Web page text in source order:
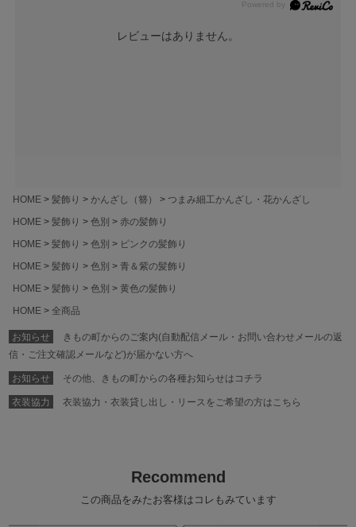
レビューはありません。
HOME 髪飾り かんざし（簪）
つまみ細工かんざし・花かんざし
HOME
髪飾り 色別
赤の髪飾り
HOME
髪飾り 色別
ピンクの髪飾り
HOME
髪飾り 色別
青＆紫の髪飾り
HOME
髪飾り 色別
黄色の髪飾り
HOME
全商品
お知らせ
きもの町からのご案内(自動配信メール・お問い合わせメールの返
信・ご注文確認メールなど)が届かない方へ
お知らせ その他、きもの町からの各種お知らせはコチラ
衣装協力 衣装協力・衣装貸し出し・リースをご希望の方はこちら
Recommend
この商品をみたお客様はコレもみています